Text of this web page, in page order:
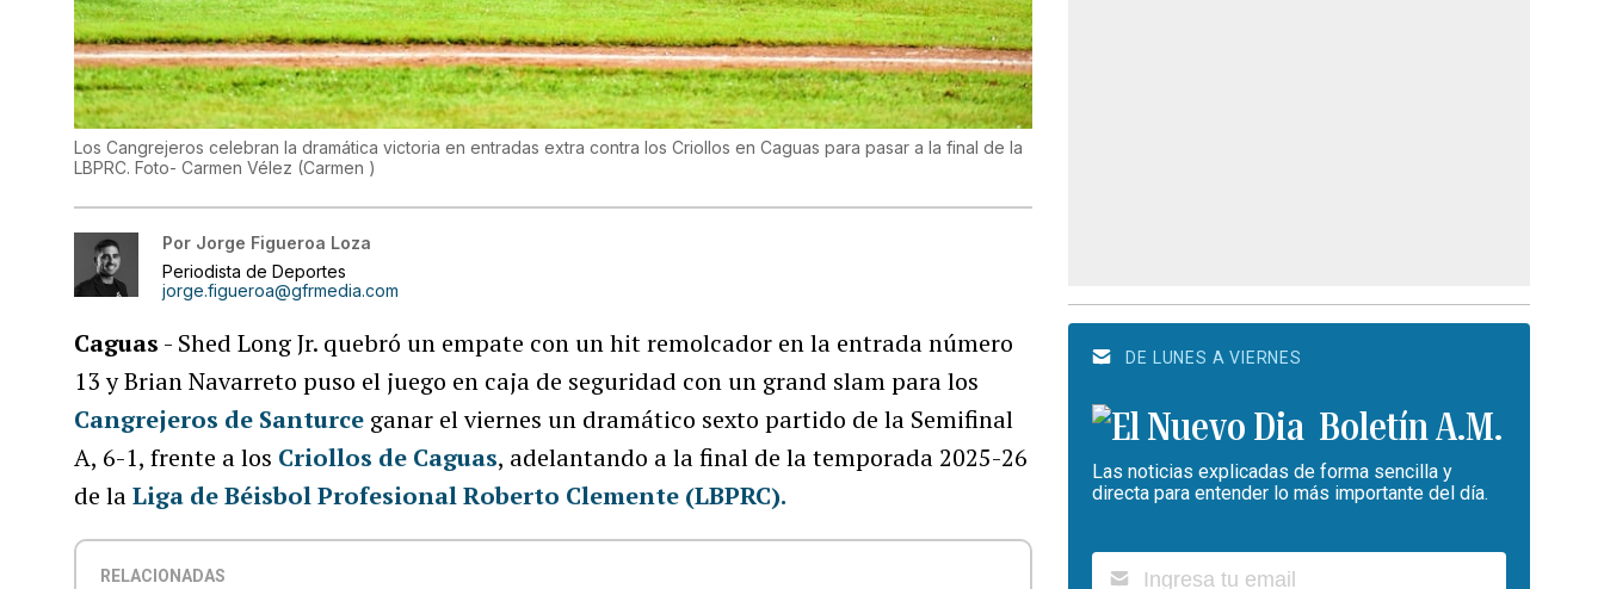
Los Cangrejeros celebran la dramática victoria en entradas extra contra los Criollos en Caguas para pasar a la final de la
LBPRC. Foto- Carmen Vélez (Carmen )
Por Jorge Figueroa Loza
Periodista de Deportes
jorge.figueroa@gfrmedia.com
Caguas - Shed Long Jr. quebró un empate con un hit remolcador en la entrada número
13 y Brian Navarreto puso el juego en caja de seguridad con un grand slam para los
Cangrejeros de Santurce ganar el viernes un dramático sexto partido de la Semifinal
A, 6-1, frente a los Criollos de Caguas, adelantando a la final de la temporada 2025-26
de laLiga de Béisbol Profesional Roberto Clemente (LBPRC).
RELACIONADAS
DE LUNES A VIERNES
Boletín A.M.
Las noticias explicadas de forma sencilla y
directa para entender lo más importante del día.